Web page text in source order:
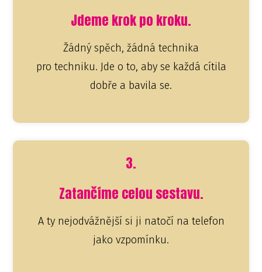
Jdeme krok po kroku.
Žádný spěch, žádná technika
pro techniku. Jde o to, aby se každá cítila
dobře a bavila se.
3.
Zatančíme celou sestavu.
A ty nejodvážnější si ji natočí na telefon
jako vzpomínku.